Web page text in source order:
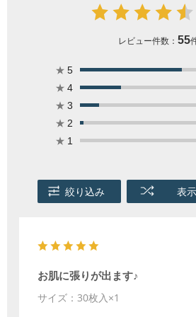
レビュー件数： 55
★ 5
★ 4
★ 3
★ 2
★ 1
絞り込み 表
お肌に張りが出ます♪
サイズ：30枚入×1